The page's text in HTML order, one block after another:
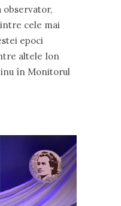
observator,
cele mai
epoci
altele Ion
în Monitorul